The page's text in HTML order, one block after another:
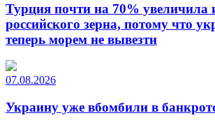
Турция почти на 70% увеличила
российского зерна, потому что
теперь морем не вывезти
07.08.2026
Украину уже вбомбили в